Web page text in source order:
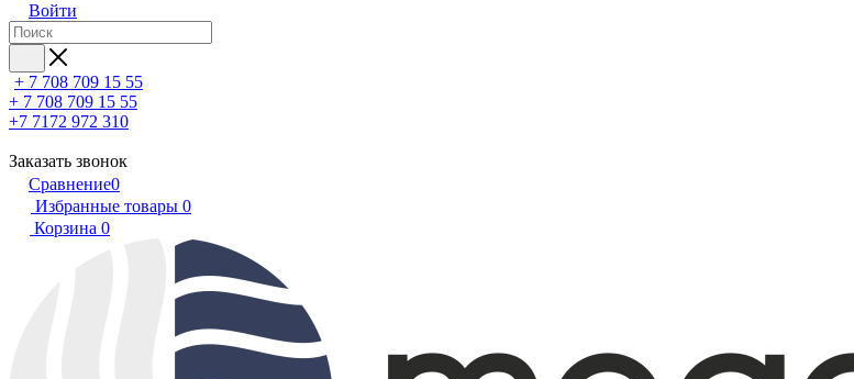
Войти
+ 7 708 709 15 55
+ 7 708 709 15 55
+7 7172 972 310
Заказать звонок
Сравнение0
Избранные товары 0
Корзина 0